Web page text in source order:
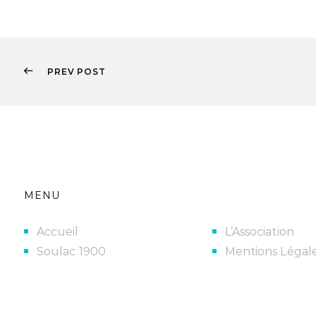
PREV POST
MENU
Accueil
Soulac 1900
L’Association
Mentions